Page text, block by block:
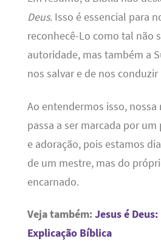
Deus. Isso é essencial para
reconhecê-Lo como tal não
autoridade, mas também a
nos salvar e de nos conduzir
Ao entendermos isso, nossa
passa a ser marcada por
e adoração, pois estamos
de um mestre, mas do
encarnado.
Veja também:Jesus é
Explicação Bíblica